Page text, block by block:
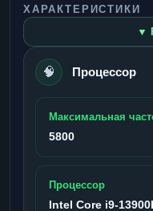
ХАРАКТЕРИСТИКИ
▼
🧠 Процессор
Максимальная
5800
Процессор
Intel Core i9-